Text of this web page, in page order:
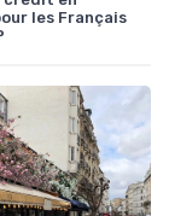
les Français